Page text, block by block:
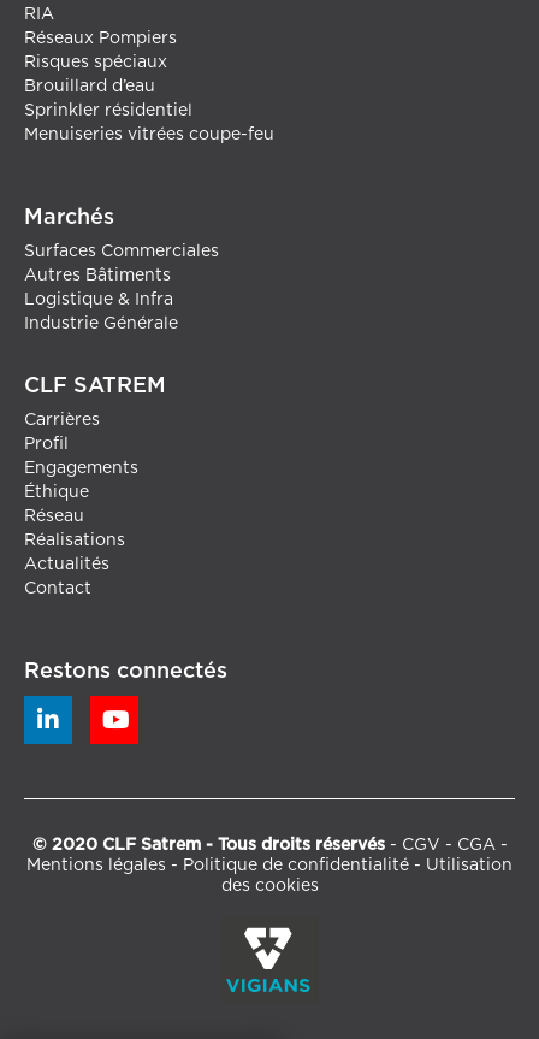
RIA
Réseaux Pompiers
Risques spéciaux
Brouillard d’eau
Sprinkler résidentiel
Menuiseries vitrées coupe-feu
Marchés
Surfaces Commerciales
Autres Bâtiments
Logistique & Infra
Industrie Générale
CLF SATREM
Carrières
Profil
Engagements
Éthique
Réseau
Réalisations
Actualités
Contact
Restons connectés
 
© 2020 CLF Satrem - Tous droits réservés - CGV - CGA-
Mentions légales - Politique de confidentialité - Utilisation
des cookies